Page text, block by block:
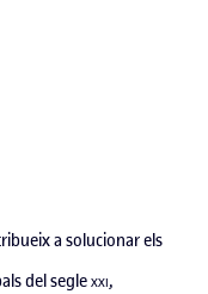
a solucionar els
del seglexxi,